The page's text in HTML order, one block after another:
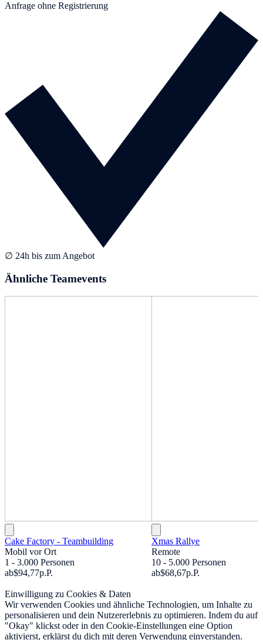
Anfrage ohne Registrierung
∅ 24h bis zum Angebot
Ähnliche Teamevents
Cake Factory - Teambuilding
Mobil vor Ort
1 - 3.000 Personen
ab$94,77p.P.
Xmas Rallye
Remote
10 - 5.000 Personen
ab$68,67p.P.
Einwilligung zu Cookies & Daten
Wir verwenden Cookies und ähnliche Technologien, um Inhalte zu
personalisieren und dein Nutzererlebnis zu optimieren. Indem du auf
"Okay" klickst oder in den Cookie-Einstellungen eine Option
aktivierst, erklärst du dich mit deren Verwendung einverstanden.